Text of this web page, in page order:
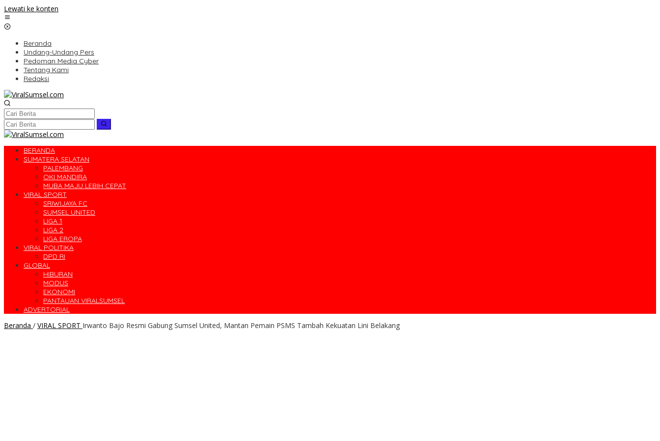
Lewati ke konten
Beranda
Undang-Undang Pers
Pedoman Media Cyber
Tentang Kami
Redaksi
BERANDA
SUMATERA SELATAN
PALEMBANG
OKI MANDIRA
MUBA MAJU LEBIH CEPAT
VIRAL SPORT
SRIWIJAYA FC
SUMSEL UNITED
LIGA 1
LIGA 2
LIGA EROPA
VIRAL POLITIKA
DPD RI
GLOBAL
HIBURAN
MODUS
EKONOMI
PANTAUAN VIRALSUMSEL
ADVERTORIAL
Beranda / VIRAL SPORT Irwanto Bajo Resmi Gabung Sumsel United, Mantan Pemain PSMS Tambah Kekuatan Lini Belakang